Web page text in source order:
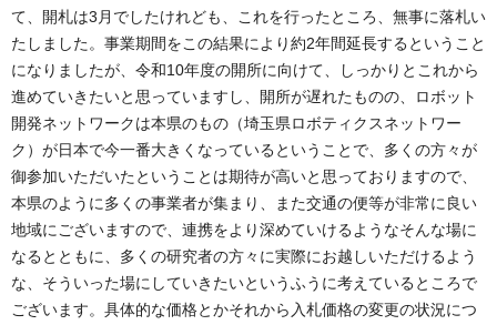
て、開札は3月でしたけれども、これを行ったところ、無事に落札い
たしました。事業期間をこの結果により約2年間延長するということ
になりましたが、令和10年度の開所に向けて、しっかりとこれから
進めていきたいと思っていますし、開所が遅れたものの、ロボット
開発ネットワークは本県のもの（埼玉県ロボティクスネットワー
ク）が日本で今一番大きくなっているということで、多くの方々が
御参加いただいたということは期待が高いと思っておりますので、
本県のように多くの事業者が集まり、また交通の便等が非常に良い
地域にございますので、連携をより深めていけるようなそんな場に
なるとともに、多くの研究者の方々に実際にお越しいただけるよう
な、そういった場にしていきたいというふうに考えているところで
ございます。具体的な価格とかそれから入札価格の変更の状況につ